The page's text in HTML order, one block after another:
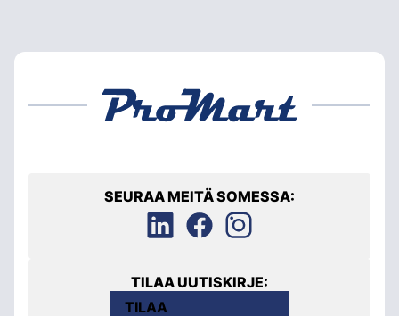
SEURAA MEITÄ SOMESSA:
TILAA UUTISKIRJE:
TILAA